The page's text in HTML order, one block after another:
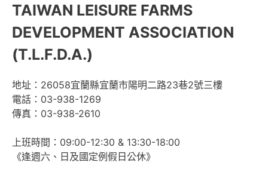
TAIWAN LEISURE FARMS
DEVELOPMENT ASSOCIATION
(T.L.F.D.A.)
地址：26058宜蘭縣宜蘭市陽明⼆路23巷2號三樓
電話：03-938-1269
傳真：03-938-2610
上班時間：09:00-12:30 & 13:30-18:00
《逢週六、⽇及國定例假⽇公休》